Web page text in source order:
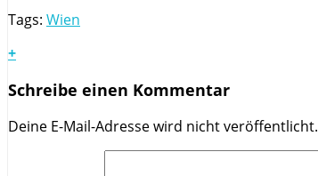
Tags: Wien
+
Schreibe einen Kommentar
Deine E-Mail-Adresse wird nicht veröffentlicht.